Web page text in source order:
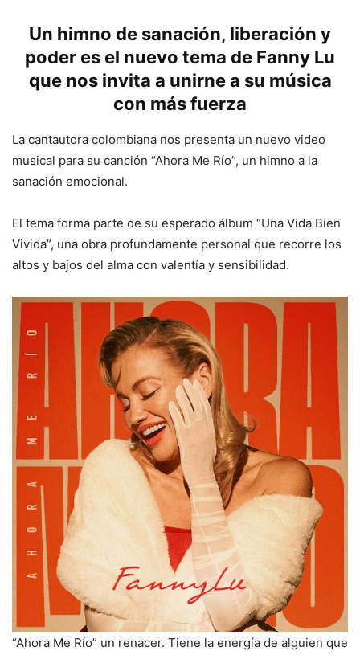
Un himno de sanación, liberación y
poder es el nuevo tema de Fanny Lu
que nos invita a unirne a su música
con más fuerza
La cantautora colombiana nos presenta un nuevo video
musical para su canción “Ahora Me Río”, un himno a la
sanación emocional.
El tema forma parte de su esperado álbum “Una Vida Bien
Vivida”, una obra profundamente personal que recorre los
altos y bajos del alma con valentía y sensibilidad.
“Ahora Me Río” un renacer. Tiene la energía de alguien que